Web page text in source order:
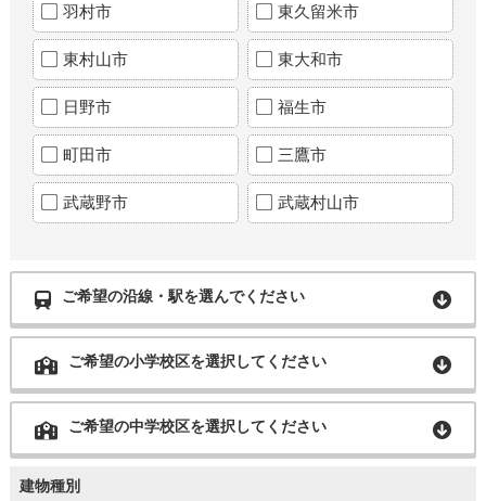
羽村市 東久留米市
東村山市 東大和市
日野市 福生市
町田市 三鷹市
武蔵野市 武蔵村山市
ご希望の沿線・駅を選んでください
ご希望の小学校区を選択してください
ご希望の中学校区を選択してください
建物種別